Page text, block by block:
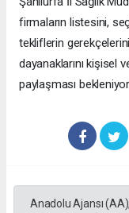
firmaların listesini,
tekliflerin
dayanaklarını kişisel
paylaşması
Anadolu Ajansı